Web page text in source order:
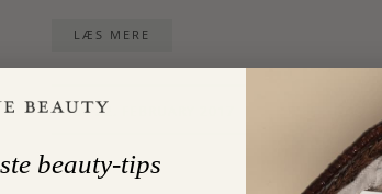
LÆS MERE
On 22. FEBRUARY 2017
beauty-tips